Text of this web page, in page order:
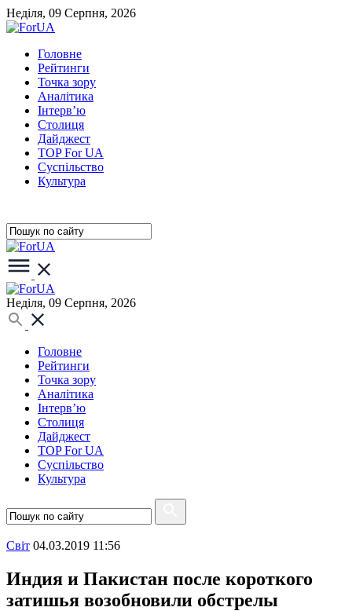
Неділя, 09 Серпня, 2026
Головне
Рейтинги
Точка зору
Аналітика
Інтерв’ю
Столиця
Дайджест
TOP For UA
Суспiльство
Культура
Неділя, 09 Серпня, 2026
Головне
Рейтинги
Точка зору
Аналітика
Інтерв’ю
Столиця
Дайджест
TOP For UA
Суспiльство
Культура
Свiт 04.03.2019 11:56
Индия и Пакистан после короткого
затишья возобновили обстрелы